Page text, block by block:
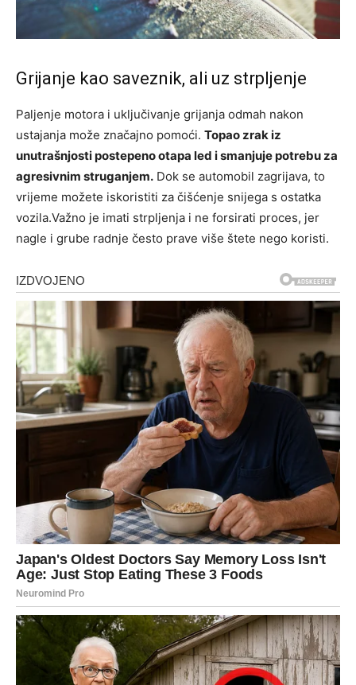
Grijanje kao saveznik, ali uz strpljenje
Paljenje motora i uključivanje grijanja odmah nakon
ustajanja može značajno pomoći. Topao zrak iz
unutrašnjosti postepeno otapa led i smanjuje potrebu za
agresivnim struganjem. Dok se automobil zagrijava, to
vrijeme možete iskoristiti za čišćenje snijega s ostatka
vozila.Važno je imati strpljenja i ne forsirati proces, jer
nagle i grube radnje često prave više štete nego koristi.